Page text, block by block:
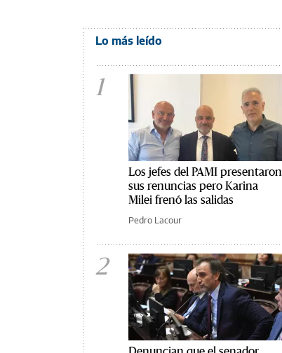
Lo más leído
1
Los jefes del PAMI presentaron
sus renuncias pero Karina
Milei frenó las salidas
Pedro Lacour
2